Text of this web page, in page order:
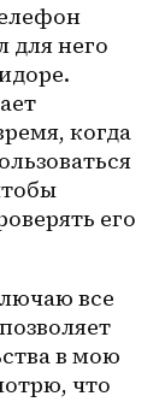
для него
когда
его
все
в мою
что